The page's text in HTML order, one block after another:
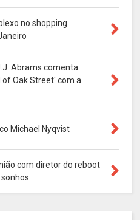
no shopping
Abrams comenta
of Oak Street' com a
Michael Nyqvist
com diretor do reboot